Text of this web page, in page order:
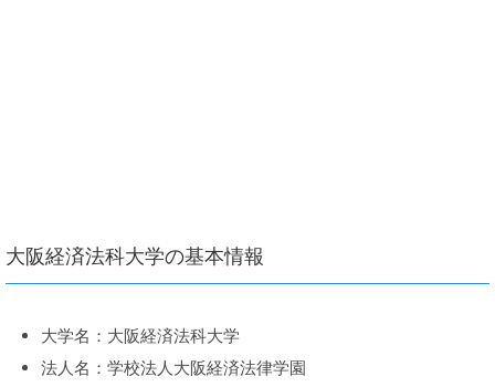
大阪経済法科大学の基本情報
大学名：大阪経済法科大学
法人名：学校法人大阪経済法律学園